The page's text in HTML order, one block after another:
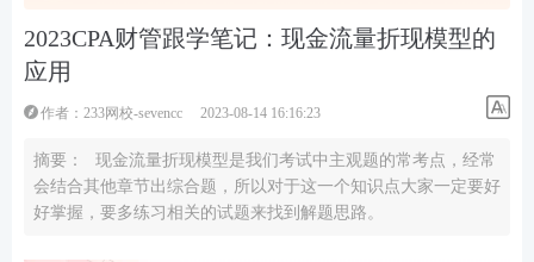
2023CPA财管跟学笔记：现金流量折现模型的
应用
作者：233网校-sevencc 2023-08-14 16:16:23
摘要：
现金流量折现模型是我们考试中主观题的常考点，经常
会结合其他章节出综合题，所以对于这一个知识点大家一定要好
好掌握，要多练习相关的试题来找到解题思路。